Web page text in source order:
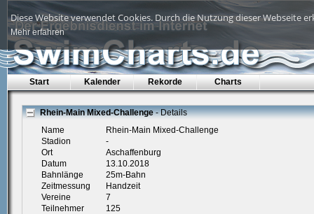
Diese Website verwendet Cookies. Durch die Nutzung dieser Webseite
Mehr erfahren
Start Kalender Rekorde Charts
Rhein-Main Mixed-Challenge- Details
Name
Rhein-Main Mixed-Challenge
Stadion
-
Ort
Aschaffenburg
Datum
13.10.2018
Bahnlänge
25m-Bahn
Zeitmessung
Handzeit
Vereine
7
Teilnehmer
125